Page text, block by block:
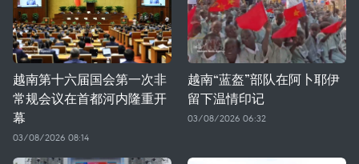
越南第十六届国会第一次非
常规会议在首都河内隆重开
幕
03/08/2026 08:14
越南“蓝盔”部队在阿卜耶伊
留下温情印记
03/08/2026 06:32